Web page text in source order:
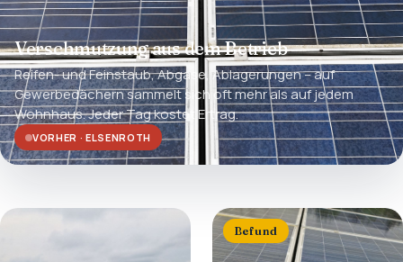
Verschmutzung aus dem Betrieb
Reifen- und Feinstaub, Abgase, Ablagerungen – auf
Gewerbedächern sammelt sich oft mehr als auf jedem
Wohnhaus. Jeder Tag kostet Ertrag.
VORHER · ELSENROTH
Befund